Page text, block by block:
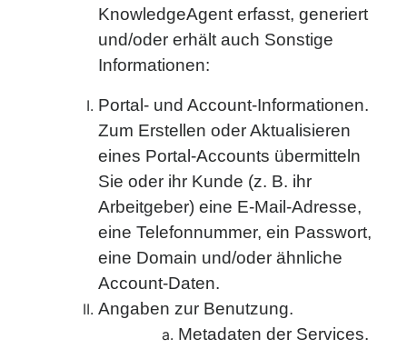
KnowledgeAgent erfasst, generiert
und/oder erhält auch Sonstige
Informationen:
Portal- und Account-Informationen.
Zum Erstellen oder Aktualisieren
eines Portal-Accounts übermitteln
Sie oder ihr Kunde (z. B. ihr
Arbeitgeber) eine E-Mail-Adresse,
eine Telefonnummer, ein Passwort,
eine Domain und/oder ähnliche
Account-Daten.
Angaben zur Benutzung.
Metadaten der Services.